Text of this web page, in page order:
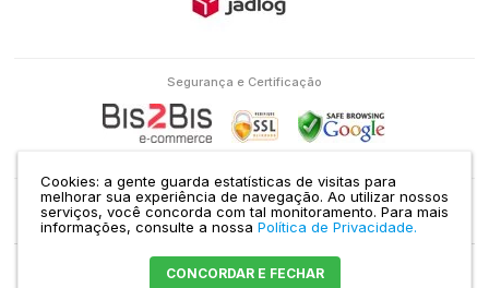
Cookies: a gente guarda estatísticas de visitas para
melhorar sua experiência de navegação. Ao utilizar nossos
serviços, você concorda com tal monitoramento. Para mais
informações, consulte a nossa Política de Privacidade.
CONCORDAR E FECHAR
Segurança e Certificação
Eletron Service Comércio e Serviço Ltda | CNPJ: 04.586.463/0001-38 | RUA
DOMINGOS DE MORAIS, 1435 VILA MARIANA SÃO PAULO - SP |Mapa do site